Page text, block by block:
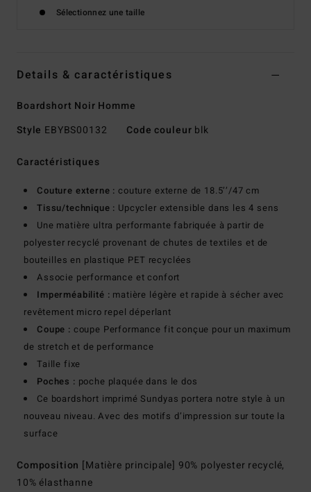
Sélectionnez une taille
Details & caractéristiques
Boardshort Noir Homme
Style EBYBS00132 Code couleur blk
Caractéristiques
Couture externe :couture externe de 18.5’’/47 cm
Tissu/technique : Upcycler extensible dans les 4 sens
Une matière ultra performante fabriquée à partir de
polyester recyclé provenant de chutes de textiles et de
bouteilles en plastique PET recyclées
Associe performance et confort
Imperméabilité : matière légère et rapide à sécher avec
revêtement micro repel déperlant
Coupe : coupe Performance fit conçue pour un maximum
de stretch et de performance
Taille fixe
Poches : poche plaquée dans le dos
Ce boardshort imprimé Sundyas portera notre style à un
nouveau niveau. Avec des motifs d’impression sur toute la
surface
Composition [Matière principale] 90% polyester recyclé,
10% élasthanne